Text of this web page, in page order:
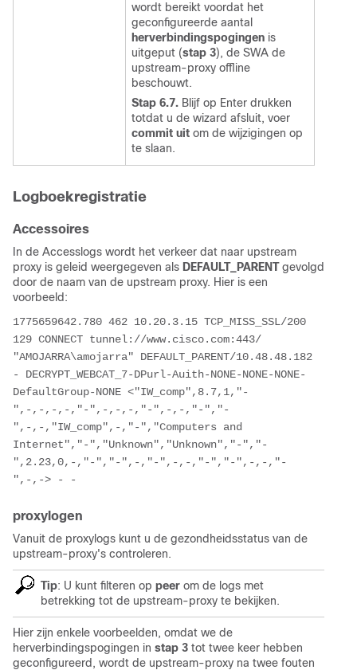
wordt bereikt voordat het
geconfigureerde aantal
herverbindingspogingen is
uitgeput (stap 3), de SWA de
upstream-proxy offline
beschouwt.
Stap 6.7. Blijf op Enter drukken
totdat u de wizard afsluit, voer
commit uit om de wijzigingen op
te slaan.
Logboekregistratie
Accessoires
In de Accesslogs wordt het verkeer dat naar upstream
proxy is geleid weergegeven als DEFAULT_PARENTgevolgd
door de naam van de upstream proxy. Hier is een
voorbeeld:
1775659642.780 462 10.20.3.15 TCP_MISS_SSL/200
129 CONNECT tunnel://www.cisco.com:443/
"AMOJARRA\amojarra" DEFAULT_PARENT/10.48.48.182
- DECRYPT_WEBCAT_7-DPurl-Auith-NONE-NONE-NONE-
DefaultGroup-NONE <"IW_comp",8.7,1,"-
",-,-,-,-,"-",-,-,-,"-",-,-,"-","-
",-,-,"IW_comp",-,"-","Computers and
Internet","-","Unknown","Unknown","-","-
",2.23,0,-,"-","-",-,"-",-,-,"-","-",-,-,"-
",-,-> - -
proxylogen
Vanuit de proxylogs kunt u de gezondheidsstatus van de
upstream-proxy's controleren.
Tip: U kunt filteren op peer om de logs met
betrekking tot de upstream-proxy te bekijken.
Hier zijn enkele voorbeelden, omdat we de
herverbindingspogingen in stap 3 tot twee keer hebben
geconfigureerd, wordt de upstream-proxy na twee fouten